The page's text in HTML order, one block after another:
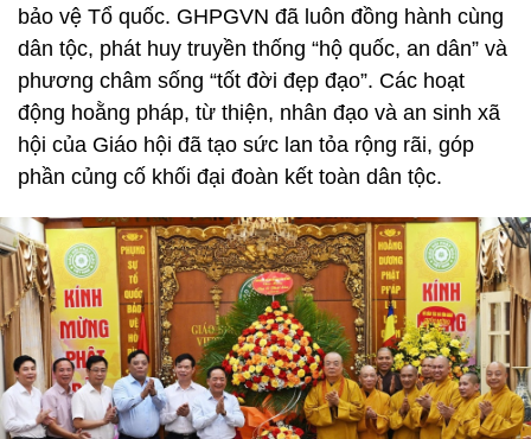
bảo vệ Tổ quốc. GHPGVN đã luôn đồng hành cùng
dân tộc, phát huy truyền thống “hộ quốc, an dân” và
phương châm sống “tốt đời đẹp đạo”. Các hoạt
động hoằng pháp, từ thiện, nhân đạo và an sinh xã
hội của Giáo hội đã tạo sức lan tỏa rộng rãi, góp
phần củng cố khối đại đoàn kết toàn dân tộc.